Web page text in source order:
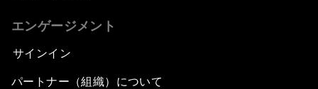
エンゲージメント
サインイン
パートナー（組織）について